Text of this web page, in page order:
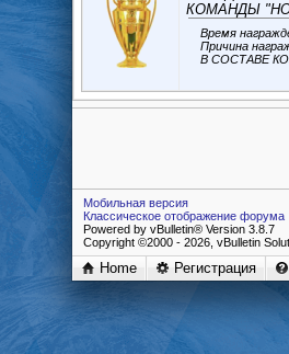
КОМАНДЫ
Время
Причина
В СОСТАВЕ
Мобильная версия
Классическое отображение форума
Powered by vBulletin® Version 3.8.7
Copyright ©2000 - 2026, vBulletin
Home Регистрация